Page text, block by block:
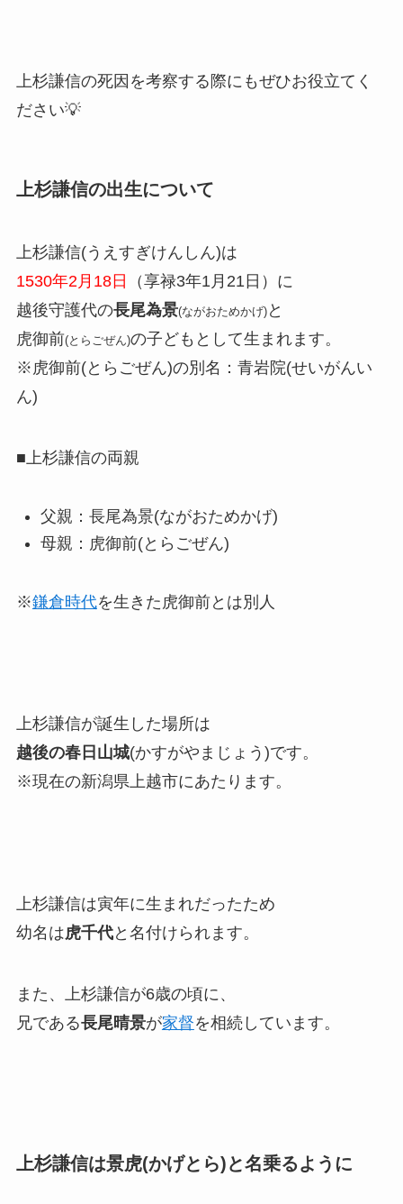
上杉謙信の死因を考察する際にもぜひお役立てく
ださい💡
上杉謙信の出生について
上杉謙信(うえすぎけんしん)は
1530年2月18日
（享禄3年1月21日）に
越後守護代の長尾為景(ながおためかげ)と
虎御前(とらごぜん)の子どもとして生まれます。
※虎御前(とらごぜん)の別名：青岩院(せいがんい
ん)
■上杉謙信の両親
父親：長尾為景(ながおためかげ)
母親：虎御前(とらごぜん)
※鎌倉時代を生きた虎御前とは別人
上杉謙信が誕生した場所は
越後の春日山城(かすがやまじょう)です。
※現在の新潟県上越市にあたります。
上杉謙信は寅年に生まれだったため
幼名は虎千代と名付けられます。
また、上杉謙信が6歳の頃に、
兄である長尾晴景が家督を相続しています。
上杉謙信は景虎(かげとら)と名乗るように